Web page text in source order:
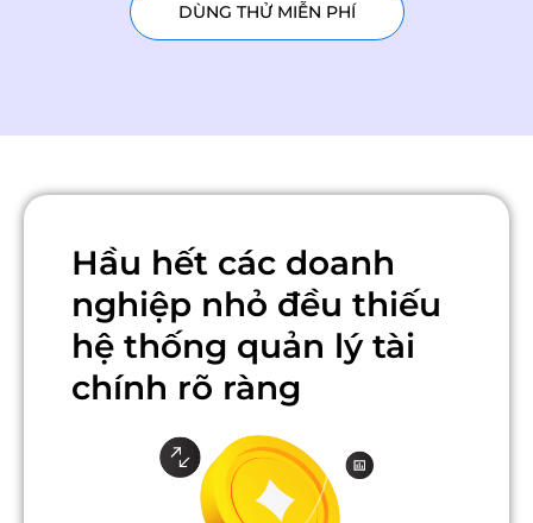
DÙNG THỬ MIỄN PHÍ
Hầu hết các doanh
nghiệp nhỏ đều thiếu
hệ thống quản lý tài
chính rõ ràng